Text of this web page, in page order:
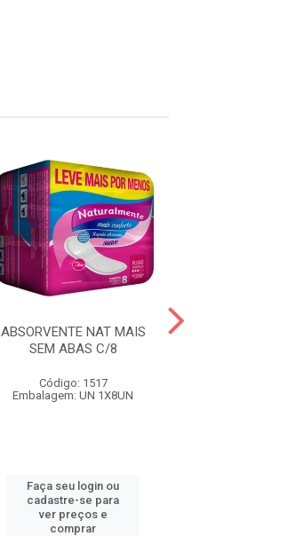
ABSORVENTE NAT MAIS
SEM ABAS C/8
Código: 1517
Embalagem: UN 1X8UN
Faça seu login ou
cadastre-se para
ver preços e
comprar